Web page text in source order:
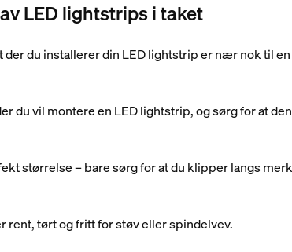
LED lightstrips i taket
der du installerer din LED lightstrip er nær nok til
du vil montere en LED lightstrip, og sørg for at
størrelse – bare sørg for at du klipper langs
rent, tørt og fritt for støv eller spindelvev.